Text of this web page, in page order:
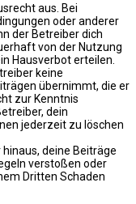
aus. Bei
oder anderer
der Betreiber dich
von der Nutzung
Hausverbot erteilen.
keine
übernimmt, die er
zur Kenntnis
dein
jederzeit zu löschen
deine Beiträge
verstoßen oder
Dritten Schaden